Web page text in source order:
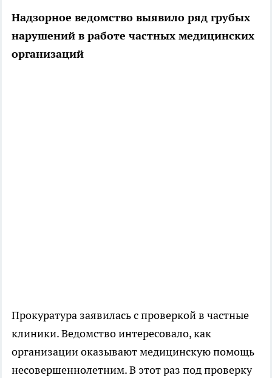
Надзорное ведомство выявило ряд грубых
нарушений в работе частных медицинских
организаций
Прокуратура заявилась с проверкой в частные
клиники. Ведомство интересовало, как
организации оказывают медицинскую помощь
несовершеннолетним. В этот раз под проверку